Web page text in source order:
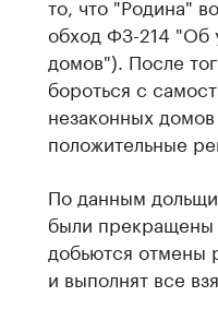
обход ФЗ-214 "Об
домов"). После
бороться с
незаконных
положительные
По данным
были прекращены
добьются отмены
и выполнят все